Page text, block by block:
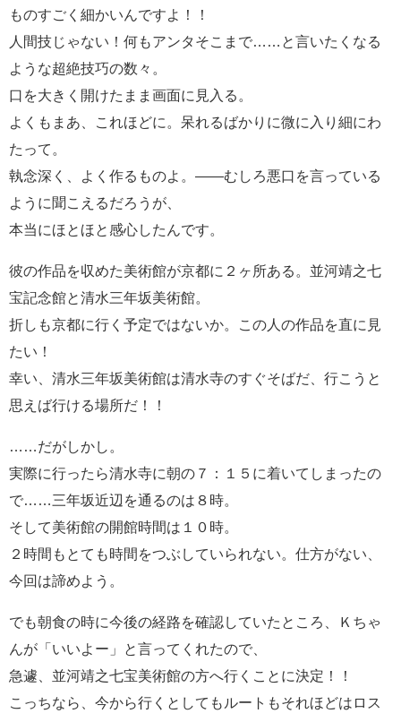
ものすごく細かいんですよ！！
人間技じゃない！何もアンタそこまで……と言いたくなる
ような超絶技巧の数々。
口を大きく開けたまま画面に見入る。
よくもまあ、これほどに。呆れるばかりに微に入り細にわ
たって。
執念深く、よく作るものよ。――むしろ悪口を言っている
ように聞こえるだろうが、
本当にほとほと感心したんです。
彼の作品を収めた美術館が京都に２ヶ所ある。並河靖之七
宝記念館と清水三年坂美術館。
折しも京都に行く予定ではないか。この人の作品を直に見
たい！
幸い、清水三年坂美術館は清水寺のすぐそばだ、行こうと
思えば行ける場所だ！！
……だがしかし。
実際に行ったら清水寺に朝の７：１５に着いてしまったの
で……三年坂近辺を通るのは８時。
そして美術館の開館時間は１０時。
２時間もとても時間をつぶしていられない。仕方がない、
今回は諦めよう。
でも朝食の時に今後の経路を確認していたところ、Ｋちゃ
んが「いいよー」と言ってくれたので、
急遽、並河靖之七宝美術館の方へ行くことに決定！！
こっちなら、今から行くとしてもルートもそれほどはロス